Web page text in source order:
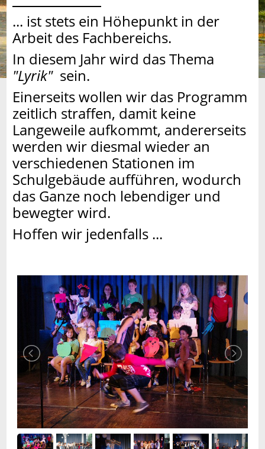
... ist stets ein Höhepunkt in der
Arbeit des Fachbereichs.
In diesem Jahr wird das Thema
"Lyrik" sein.
Einerseits wollen wir das Programm
zeitlich straffen, damit keine
Langeweile aufkommt, andererseits
werden wir diesmal wieder an
verschiedenen Stationen im
Schulgebäude aufführen, wodurch
das Ganze noch lebendiger und
bewegter wird.
Hoffen wir jedenfalls ...